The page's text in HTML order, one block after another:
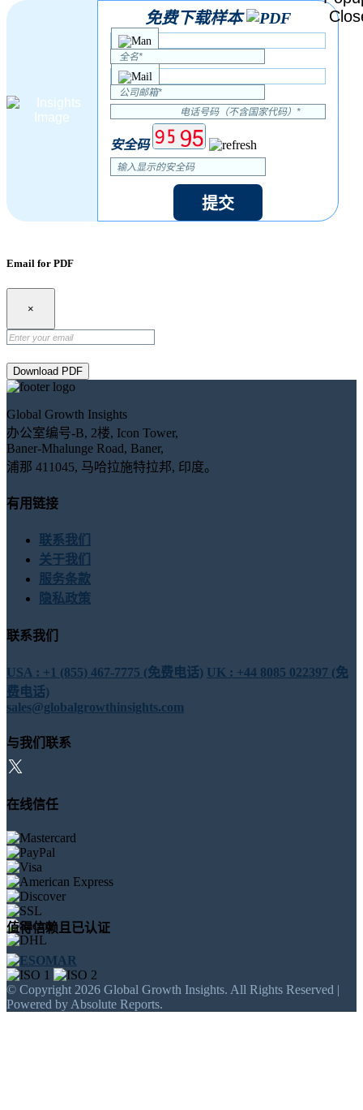
免费下载样本
安全码
提交
Email for PDF
×
Download PDF
Global Growth Insights
办公室编号-B, 2楼, Icon Tower,
Baner-Mhalunge Road, Baner,
浦那 411045, 马哈拉施特拉邦, 印度。
有用链接
联系我们
关于我们
服务条款
隐私政策
联系我们
USA : +1 (855) 467-7775 (免费电话) UK : +44 8085 022397 (免
费电话)
sales@globalgrowthinsights.com
与我们联系
在线信任
值得信赖且已认证
© Copyright 2026 Global Growth Insights. All Rights Reserved |
Powered by Absolute Reports.